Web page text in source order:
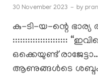
30 November 2023 - by
കു-ടി-യ-ന്റെ ഭാര്യ
::::::::::::::::::::::
ഒക്കെയുണ്ട്
ആണുങ്ങൾടെ ശബ്ദം